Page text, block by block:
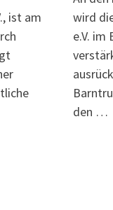
ist am
wird
e.V. im
den …